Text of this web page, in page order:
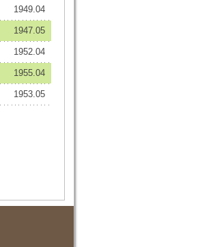
1949.04
1947.05
1952.04
1955.04
1953.05